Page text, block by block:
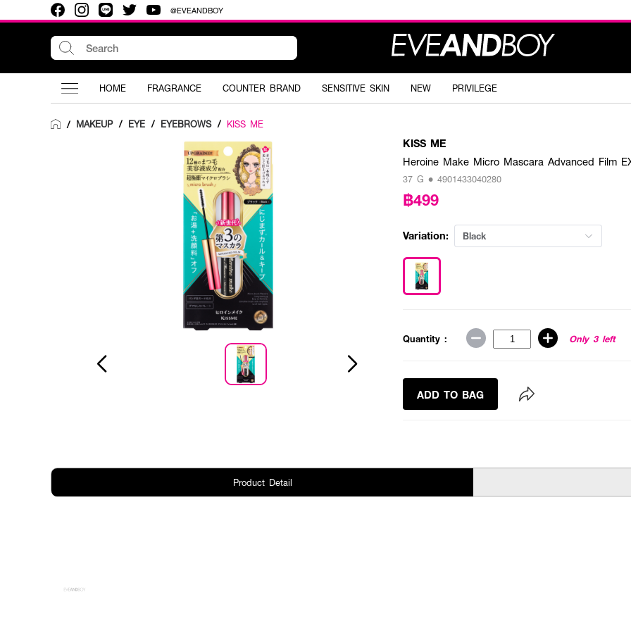
@EVEANDBOY
HOME FRAGRANCE COUNTER BRAND SENSITIVE SKIN NEW PRIVILEGE
/ MAKEUP / EYE / EYEBROWS / KISS ME
KISS ME
Heroine Make Micro Mascara Advanced Film
37 G • 4901433040280
฿499
Variation: Black
Quantity : Only 3 left
ADD TO BAG
Product Detail